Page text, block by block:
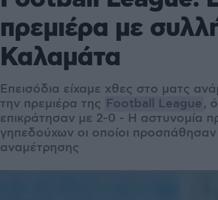
πρεμιέρα με
Καλαμάτα
Επεισόδια είχαμε χθες στο ματς
την πρεμιέρα της Football League ,
επικράτησαν με 2-0 - Η αστυνομία
γηπεδούχων οι οποίοι προσπάθησαν
αναμέτρησης